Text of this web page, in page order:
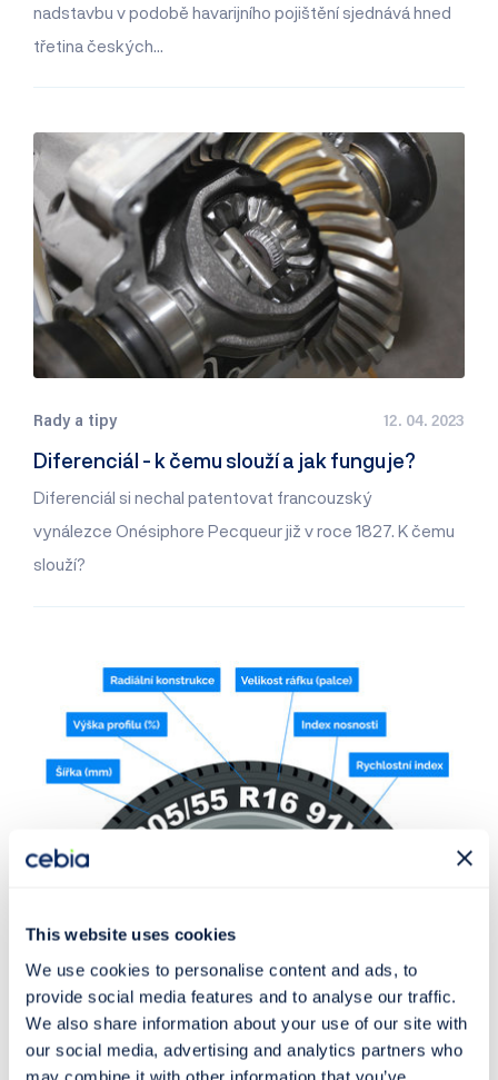
This website uses cookies
We use cookies to personalise content and ads, to
provide social media features and to analyse our traffic.
We also share information about your use of our site with
our social media, advertising and analytics partners who
may combine it with other information that you’ve
nadstavbu v podobě havarijního pojištění sjednává hned
třetina českých…
Rady a tipy 12. 04. 2023
Diferenciál - k čemu slouží a jak funguje?
Diferenciál si nechal patentovat francouzský
vynálezce Onésiphore Pecqueur již v roce 1827. K čemu
slouží?
Rady a tipy
Rozměry pneumatik - Co znamenají a jak je
správně číst?
Rozměry pneumatik se skládají z několika důležitých